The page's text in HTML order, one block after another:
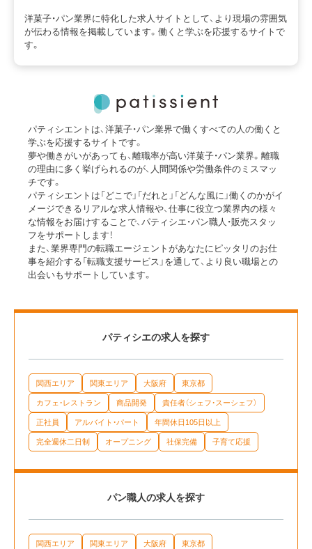
洋菓子・パン業界に特化した求人サイトとして、より現場の雰囲気
が伝わる情報を掲載しています。働くと学ぶを応援するサイトで
す。
パティシエントは、洋菓子・パン業界で働くすべての人の働くと
学ぶを応援するサイトです。
夢や働きがいがあっても、離職率が高い洋菓子・パン業界。離職
の理由に多く挙げられるのが、人間関係や労働条件のミスマッ
チです。
パティシエントは「どこで」「だれと」「どんな風に」働くのかがイ
メージできるリアルな求人情報や、仕事に役立つ業界内の様々
な情報をお届けすることで、パティシエ・パン職人・販売スタッ
フをサポートします！
また、業界専門の転職エージェントがあなたにピッタリのお仕
事を紹介する「転職支援サービス」を通して、より良い職場との
出会いもサポートしています。
パティシエの求人を探す
関西エリア 関東エリア 大阪府 東京都
カフェ・レストラン 商品開発 責任者（シェフ・スーシェフ）
正社員 アルバイト・パート 年間休日105日以上
完全週休二日制 オープニング 社保完備 子育て応援
パン職人の求人を探す
関西エリア 関東エリア 大阪府 東京都